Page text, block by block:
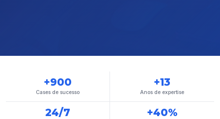
+900
Cases de sucesso
+13
Anos de expertise
24/7 +40%